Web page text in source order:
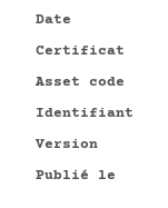
Date
Certificat
Asset code
Identifiant
Version
Publié le